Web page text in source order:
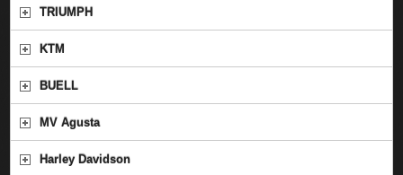
TRIUMPH
KTM
BUELL
MV Agusta
Harley Davidson